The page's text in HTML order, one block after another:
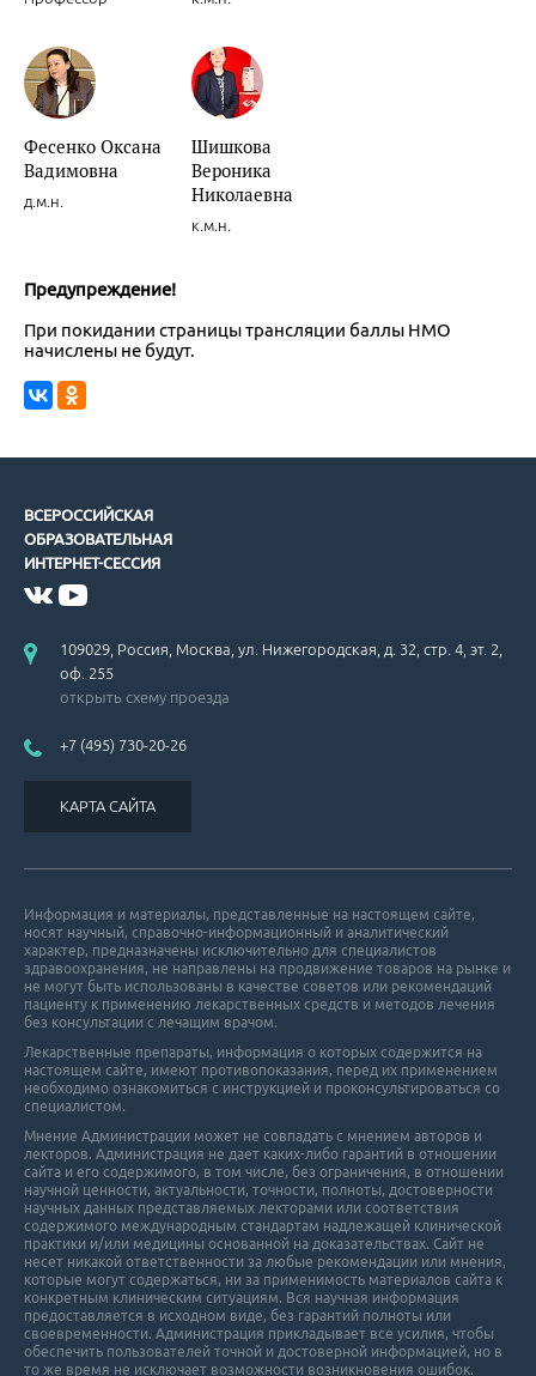
Фесенко Оксана
Вадимовна
д.м.н.
Шишкова
Вероника
Николаевна
к.м.н.
Предупреждение!
При покидании страницы трансляции баллы НМО
начислены не будут.
ВСЕРОССИЙСКАЯ
ОБРАЗОВАТЕЛЬНАЯ
ИНТЕРНЕТ-СЕССИЯ
109029, Россия, Москва, ул. Нижегородская, д. 32, стр. 4, эт. 2,
оф. 255
открыть схему проезда
+7 (495) 730-20-26
КАРТА САЙТА
Информация и материалы, представленные на настоящем сайте,
носят научный, справочно-информационный и аналитический
характер, предназначены исключительно для специалистов
здравоохранения, не направлены на продвижение товаров на рынке и
не могут быть использованы в качестве советов или рекомендаций
пациенту к применению лекарственных средств и методов лечения
без консультации с лечащим врачом.
Лекарственные препараты, информация о которых содержится на
настоящем сайте, имеют противопоказания, перед их применением
необходимо ознакомиться с инструкцией и проконсультироваться со
специалистом.
Мнение Администрации может не совпадать с мнением авторов и
лекторов. Администрация не дает каких-либо гарантий в отношении
cайта и его cодержимого, в том числе, без ограничения, в отношении
научной ценности, актуальности, точности, полноты, достоверности
научных данных представляемых лекторами или соответствия
содержимого международным стандартам надлежащей клинической
практики и/или медицины основанной на доказательствах. Сайт не
несет никакой ответственности за любые рекомендации или мнения,
которые могут содержаться, ни за применимость материалов сайта к
конкретным клиническим ситуациям. Вся научная информация
предоставляется в исходном виде, без гарантий полноты или
своевременности. Администрация прикладывает все усилия, чтобы
обеспечить пользователей точной и достоверной информацией, но в
то же время не исключает возможности возникновения ошибок.